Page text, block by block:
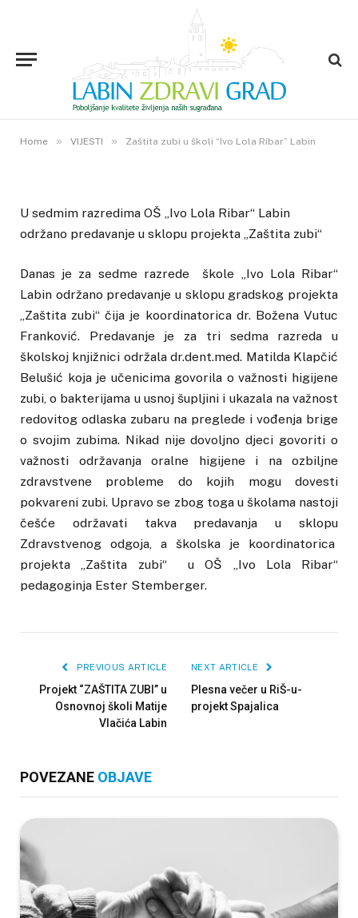
Home » VIJESTI » Zaštita zubi u školi “Ivo Lola Ribar” Labin
Zaštita zubi u školi “Ivo Lola
Ribar” Labin
2. VELJAČE 2016. 1VIEWS
U sedmim razredima OŠ „Ivo Lola Ribar“ Labin
održano predavanje u sklopu projekta „Zaštita zubi“
Danas je za sedme razrede škole „Ivo Lola Ribar“
Labin održano predavanje u sklopu gradskog projekta
„Zaštita zubi“ čija je koordinatorica dr. Božena Vutuc
Franković. Predavanje je za tri sedma razreda u
školskoj knjižnici održala dr.dent.med. Matilda Klapčić
Belušić koja je učenicima govorila o važnosti higijene
zubi, o bakterijama u usnoj šupljini i ukazala na važnost
redovitog odlaska zubaru na preglede i vođenja brige
o svojim zubima. Nikad nije dovoljno djeci govoriti o
važnosti održavanja oralne higijene i na ozbiljne
zdravstvene probleme do kojih mogu dovesti
pokvareni zubi. Upravo se zbog toga u školama nastoji
češće održavati takva predavanja u sklopu
Zdravstvenog odgoja, a školska je koordinatorica
projekta „Zaštita zubi“ u OŠ „Ivo Lola Ribar“
pedagoginja Ester Stemberger.
PREVIOUS ARTICLE
Projekt “ZAŠTITA ZUBI” u
Osnovnoj školi Matije
Vlačića Labin
NEXT ARTICLE
Plesna večer u RiŠ-u-
projekt Spajalica
POVEZANE OBJAVE